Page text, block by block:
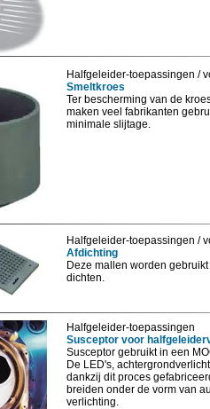
Halfgeleider-toepassingen
Susceptor voor
Susceptor gebruikt in een
De LED's,
dankzij dit proces
breiden onder de vorm van
verlichting.
Halfgeleider-toepassingen /
Smeltkroes
Ter bescherming van de
maken veel fabrikanten
minimale slijtage.
Halfgeleider-toepassingen /
Afdichting
Deze mallen worden
dichten.